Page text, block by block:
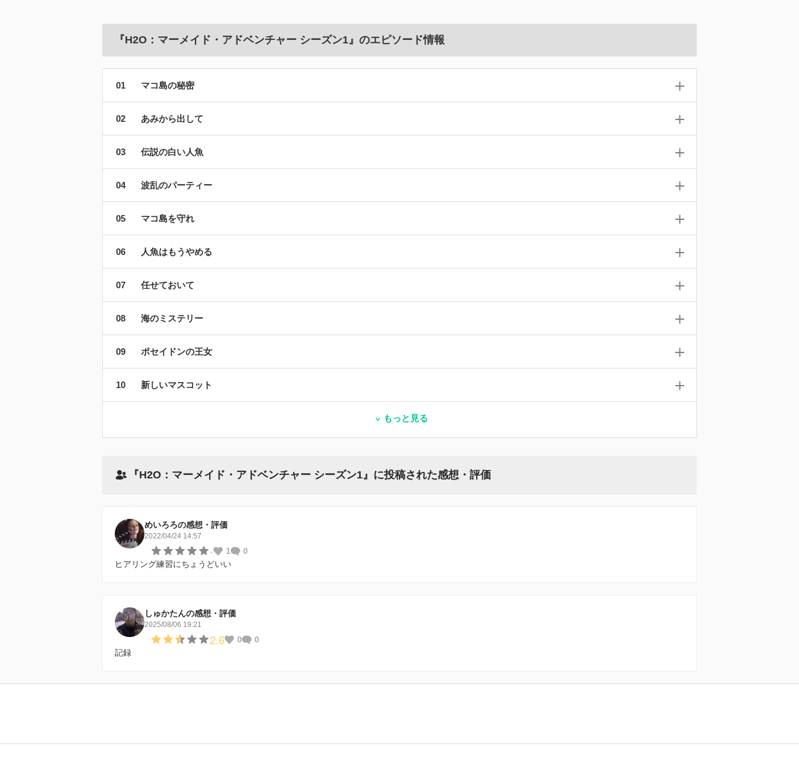
『H2O：マーメイド・アドベンチャー シーズン1』のエピソード情報
マコ島の秘密
あみから出して
伝説の白い人魚
波乱のパーティー
マコ島を守れ
人魚はもうやめる
任せておいて
海のミステリー
ポセイドンの王女
新しいマスコット
もっと見る
『H2O：マーメイド・アドベンチャー シーズン1』に投稿された感想・評価
めいろろの感想・評価
2022/04/24 14:57
- 1
0
ヒアリング練習にちょうどいい
しゅかたんの感想・評価
2025/08/06 19:21
2.6 0
0
記録